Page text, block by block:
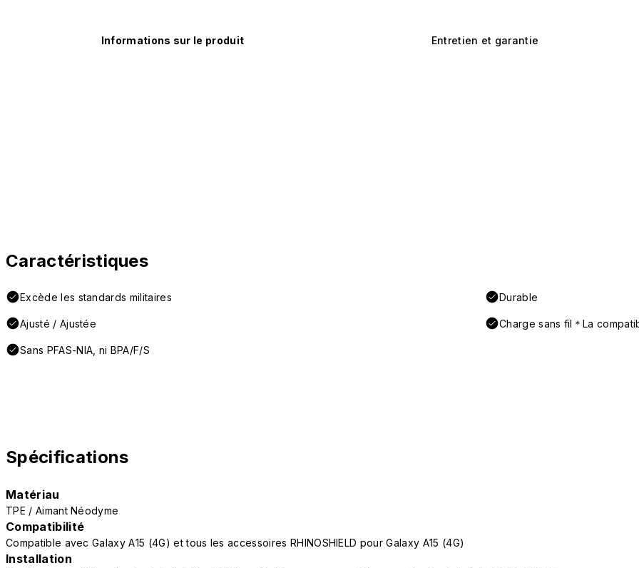
Informations sur le produit Entretien et garantie
Caractéristiques
Excède les standards militaires Durable
Ajusté / Ajustée Charge sans fil＊La
Sans PFAS-NIA, ni BPA/F/S
Spécifications
Matériau
TPE / Aimant Néodyme
Compatibilité
Compatible avec Galaxy A15 (4G) et tous les accessoires RHINOSHIELD pour Galaxy A15 (4G)
Installation